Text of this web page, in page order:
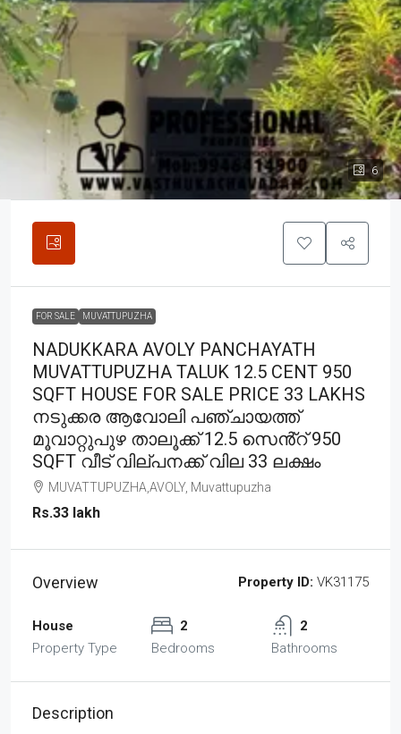
6
FOR SALE MUVATTUPUZHA
NADUKKARA AVOLY PANCHAYATH
MUVATTUPUZHA TALUK 12.5 CENT 950
SQFT HOUSE FOR SALE PRICE 33 LAKHS
നടുക്കര ആവോലി പഞ്ചായത്ത്
മൂവാറ്റുപുഴ താലൂക്ക് 12.5 സെൻ്റ് 950
SQFT വീട് വില്പനക്ക് വില 33 ലക്ഷം
MUVATTUPUZHA,AVOLY, Muvattupuzha
Rs.33 lakh
Overview Property ID: VK31175
House
Property Type
2
Bedrooms
2
Bathrooms
Description